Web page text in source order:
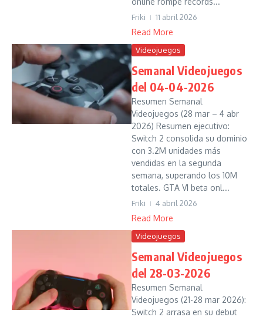
Friki 11 abril 2026
Read More
Videojuegos
Semanal Videojuegos
del 04-04-2026
Resumen Semanal
Videojuegos (28 mar – 4 abr
2026) Resumen ejecutivo:
Switch 2 consolida su dominio
con 3.2M unidades más
vendidas en la segunda
semana, superando los 10M
totales. GTA VI beta onl...
Friki 4 abril 2026
Read More
Videojuegos
Semanal Videojuegos
del 28-03-2026
Resumen Semanal
Videojuegos (21-28 mar 2026):
Switch 2 arrasa en su debut